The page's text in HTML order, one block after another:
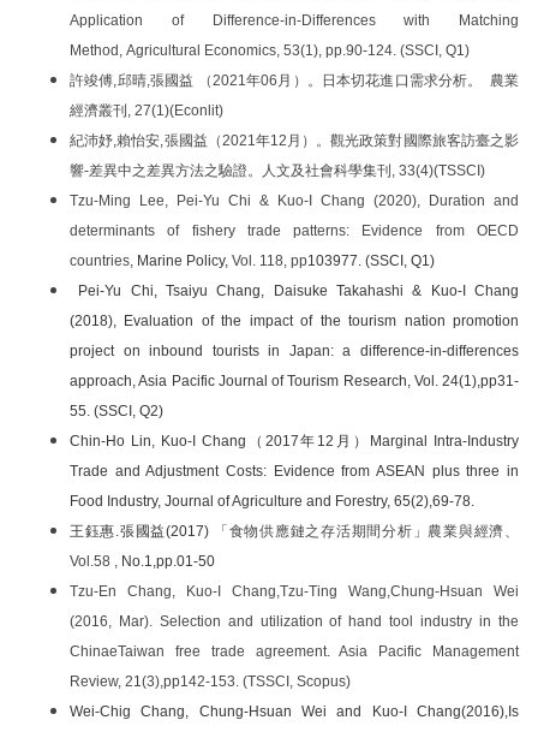
Application of Difference-in-Differences with Matching
Method, Agricultural Economics, 53(1), pp.90-124. (SSCI, Q1)
許竣傅,邱晴,張國益 （2021年06月）。日本切花進口需求分析。 農業
經濟叢刊, 27(1)(Econlit)
紀沛妤,賴怡安,張國益（2021年12月）。觀光政策對國際旅客訪臺之影
響-差異中之差異方法之驗證。人文及社會科學集刊, 33(4)(TSSCI)
Tzu-Ming Lee, Pei-Yu Chi & Kuo-I Chang (2020), Duration and
determinants of fishery trade patterns: Evidence from OECD
countries, Marine Policy, Vol. 118, pp103977. (SSCI, Q1)
Pei-Yu Chi, Tsaiyu Chang, Daisuke Takahashi & Kuo-I Chang
(2018), Evaluation of the impact of the tourism nation promotion
project on inbound tourists in Japan: a difference-in-differences
approach,Asia Pacific Journal of Tourism Research, Vol. 24(1),pp31-
55. (SSCI, Q2)
Chin-Ho Lin, Kuo-I Chang （2017年12月）
Marginal Intra-Industry
Trade and Adjustment Costs: Evidence from ASEAN plus three in
Food Industry, Journal of Agriculture and Forestry, 65(2),69-78.
王鈺惠.張國益(2017) 「食物供應鏈之存活期間分析」農業與經濟、
Vol.58 , No.1,pp.01-50
Tzu-En Chang, Kuo-I Chang,Tzu-Ting Wang,Chung-Hsuan Wei
(2016, Mar). Selection and utilization of hand tool industry in the
ChinaeTaiwan free trade agreement. Asia Pacific Management
Review, 21(3),pp142-153. (TSSCI, Scopus)
Wei-Chig Chang, Chung-Hsuan Wei and Kuo-I Chang(2016),Is